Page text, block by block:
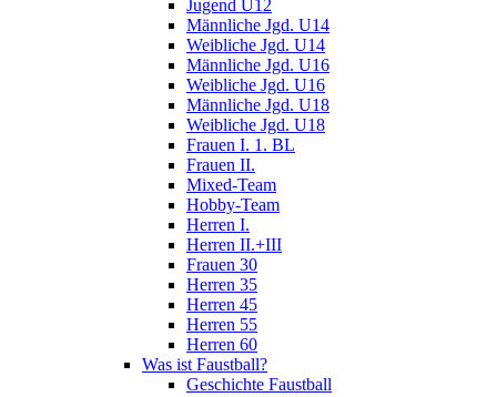
Jugend U12
Männliche Jgd. U14
Weibliche Jgd. U14
Männliche Jgd. U16
Weibliche Jgd. U16
Männliche Jgd. U18
Weibliche Jgd. U18
Frauen I. 1. BL
Frauen II.
Mixed-Team
Hobby-Team
Herren I.
Herren II.+III
Frauen 30
Herren 35
Herren 45
Herren 55
Herren 60
Was ist Faustball?
Geschichte Faustball